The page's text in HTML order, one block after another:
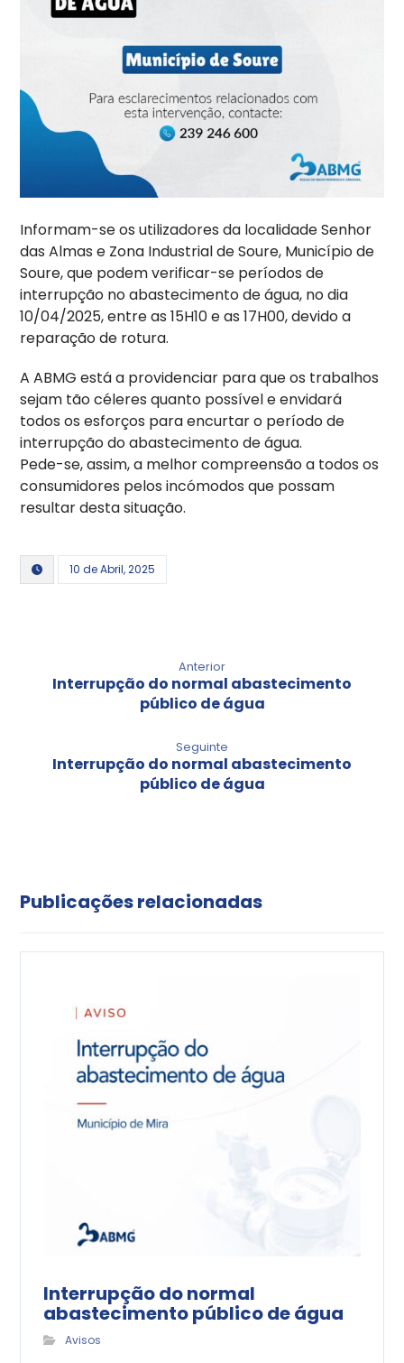
Informam-se os utilizadores da localidade Senhor
das Almas e Zona Industrial de Soure, Município de
Soure, que podem verificar-se períodos de
interrupção no abastecimento de água, no dia
10/04/2025, entre as 15H10 e as 17H00, devido a
reparação de rotura.
A ABMG está a providenciar para que os trabalhos
sejam tão céleres quanto possível e envidará
todos os esforços para encurtar o período de
interrupção do abastecimento de água.
Pede-se, assim, a melhor compreensão a todos os
consumidores pelos incómodos que possam
resultar desta situação.
10 de Abril, 2025
Anterior
Interrupção do normal abastecimento
público de água
Seguinte
Interrupção do normal abastecimento
público de água
Publicações relacionadas
Interrupção do normal
abastecimento público de água
Avisos